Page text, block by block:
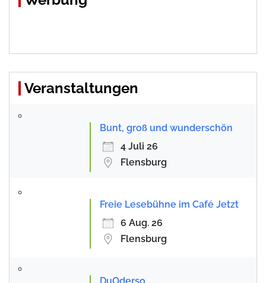
Veranstaltungen
Bunt, groß und wunderschön
4 Juli 26
Flensburg
Freie Lesebühne im Café Jetzt
6 Aug. 26
Flensburg